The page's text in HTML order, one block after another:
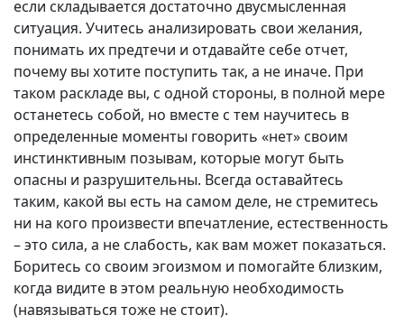
если складывается достаточно двусмысленная
ситуация. Учитесь анализировать свои желания,
понимать их предтечи и отдавайте себе отчет,
почему вы хотите поступить так, а не иначе. При
таком раскладе вы, с одной стороны, в полной мере
останетесь собой, но вместе с тем научитесь в
определенные моменты говорить «нет» своим
инстинктивным позывам, которые могут быть
опасны и разрушительны. Всегда оставайтесь
таким, какой вы есть на самом деле, не стремитесь
ни на кого произвести впечатление, естественность
– это сила, а не слабость, как вам может показаться.
Боритесь со своим эгоизмом и помогайте близким,
когда видите в этом реальную необходимость
(навязываться тоже не стоит).